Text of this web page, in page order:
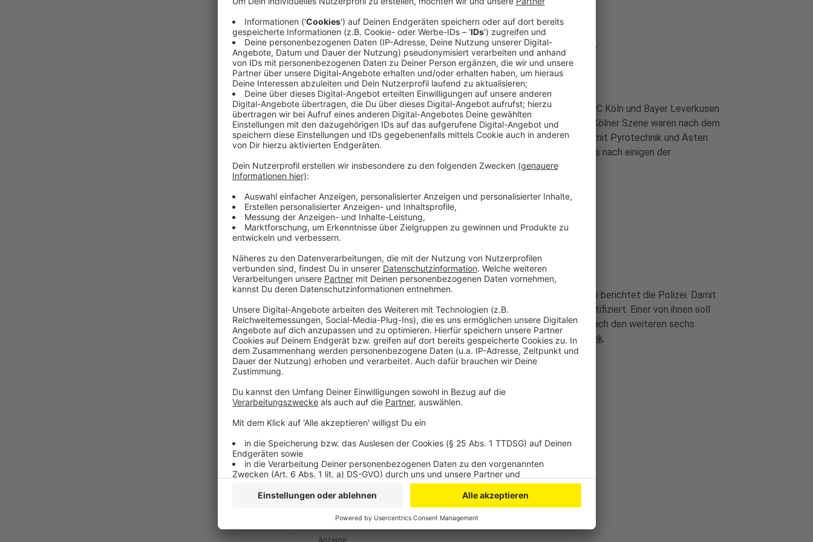
Ultras der Kölner Szene gerieten mit Polizei aneinander
Anzeige
Nach den Ausschreitungen beim letzten Derby zwischen dem 1. FC Köln und Bayer Leverkusen
kommt die Polizei bei ihren Ermittlungen weiter voran. Ultras der Kölner Szene waren nach dem
Spiel auf Polizeibeamte getroffen und hatten sie unter anderem mit Pyrotechnik und Ästen
beworfen. Seit vergangener Woche suchen die Ermittler mit Fotos nach einigen der
Tatverdächtigen.
Anzeige
Zwei der Verdächtigen mittlerweile gestellt
Von den acht Gesuchten haben sich mittlerweile zwei gestellt. So berichtet die Polizei. Damit
hat sie bislang mehr als 25 Tatverdächtige rund um das Spiel identifiziert. Einer von ihnen soll
auch einen Ordner bewusstlos geschlagen haben. Die Fahndung nach den weiteren sechs
Verdächtigen geht weiter. Zu den Fotos kommt ihr über diesen
Link.
Anzeige
Weitere Meldungen aus Leverkusen
Anzeige
Haftstrafen für Messerattacke in Quettingen
Leverkusen: Nach Nobel-Brand muss „Substanz“ entsorgt werden
Gespräch um Leverkusener Haushalt durch Serap Güler abgesagt
Anzeige